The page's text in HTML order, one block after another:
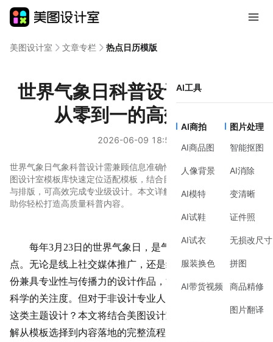
AI工具
AI商拍
AI商品图
人像背景
AI模特
AI试鞋
AI试衣
服装换色
AI带货视频
图片处理
智能抠图
AI消除
变清晰
证件照
无损改尺寸
拼图
商品精修
图片翻译
美图设计室 文章专栏 热点日历模版
世界气象日科普设计全流程：
从零到一的高效指南
2026-06-09 18:50
世界气象日气象科普设计需兼顾信息准确性与视觉吸引力。通过美
图设计室模板库快速定位适配模板，结合目标场景调整配色、字体
与排版，可高效完成专业级设计。本文详解操作步骤与核心逻辑，
助你轻松打造高质量科普内容。
每年3月 23日的世界气象日
，是气象科普传播的重要节
点。无论是线上社交媒体推广，还是线下社区海报张贴，一
份兼具专业性与传播力的设计作品，能显著提升公众对气象
科学的关注度。但对于非设计专业人员来说，如何快速完成
这类主题设计？本文将结合美图设计室的实际操作经验，拆
解从模板选择到内容落地的完整流程，助你轻松搞定世界气